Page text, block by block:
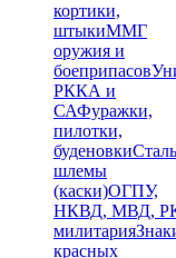
кортики,
штыкиММГ
оружия и
боеприпасов
РККА и
САФуражки,
пилотки,
буденовки
шлемы
(каски)ОГПУ,
НКВД, МВД,
милитария
красных